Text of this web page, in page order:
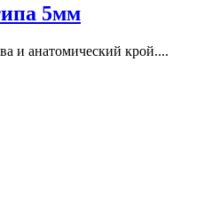
5мм
и анатомический крой....